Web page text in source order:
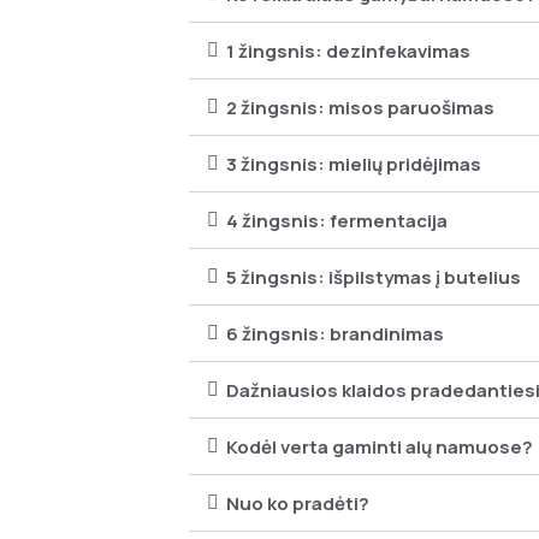
1 žingsnis: dezinfekavimas
2 žingsnis: misos paruošimas
3 žingsnis: mielių pridėjimas
4 žingsnis: fermentacija
5 žingsnis: išpilstymas į butelius
6 žingsnis: brandinimas
Dažniausios klaidos
Kodėl verta gaminti alų namuose?
Nuo ko pradėti?